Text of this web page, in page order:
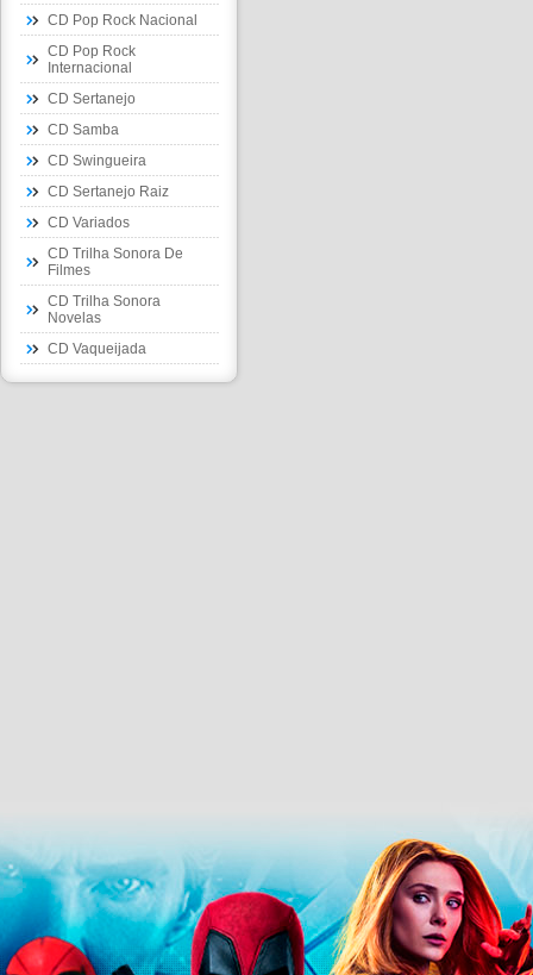
CD Pop Rock Nacional
CD Pop Rock
Internacional
CD Sertanejo
CD Samba
CD Swingueira
CD Sertanejo Raiz
CD Variados
CD Trilha Sonora De
Filmes
CD Trilha Sonora
Novelas
CD Vaqueijada